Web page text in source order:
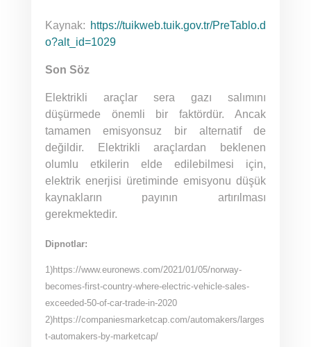
Kaynak: https://tuikweb.tuik.gov.tr/PreTablo.d
o?alt_id=1029
Son Söz
Elektrikli araçlar sera gazı salımını
düşürmede önemli bir faktördür. Ancak
tamamen emisyonsuz bir alternatif de
değildir. Elektrikli araçlardan beklenen
olumlu etkilerin elde edilebilmesi için,
elektrik enerjisi üretiminde emisyonu düşük
kaynakların payının artırılması
gerekmektedir.
Dipnotlar:
1)https://www.euronews.com/2021/01/05/norway-
becomes-first-country-where-electric-vehicle-sales-
exceeded-50-of-car-trade-in-2020
2)https://companiesmarketcap.com/automakers/larges
t-automakers-by-marketcap/